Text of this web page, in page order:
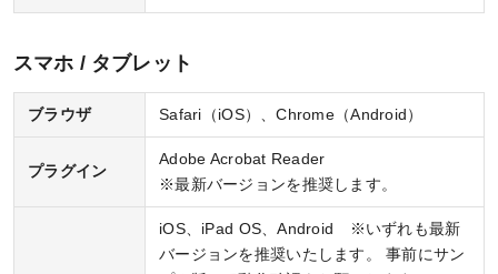
個別受講相談
講義スケジュール
各種申込
WEB申込後のお支払方法
スマホ / タブレット
ブラウザ Safari（iOS）、Chrome（Android）
プラグイン
Adobe Acrobat Reader
※最新バージョンを推奨します。
iOS、iPad OS、Android ※いずれも最新
バージョンを推奨いたします。 事前にサン